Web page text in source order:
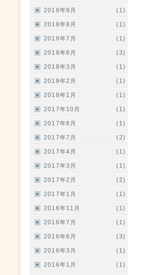
2018年9月 (1)
2018年8月 (1)
2018年7月 (1)
2018年6月 (3)
2018年3月 (1)
2018年2月 (1)
2018年1月 (1)
2017年10月 (1)
2017年8月 (1)
2017年7月 (2)
2017年4月 (1)
2017年3月 (1)
2017年2月 (2)
2017年1月 (1)
2016年11月 (1)
2016年7月 (1)
2016年6月 (3)
2016年3月 (1)
2016年1月 (1)